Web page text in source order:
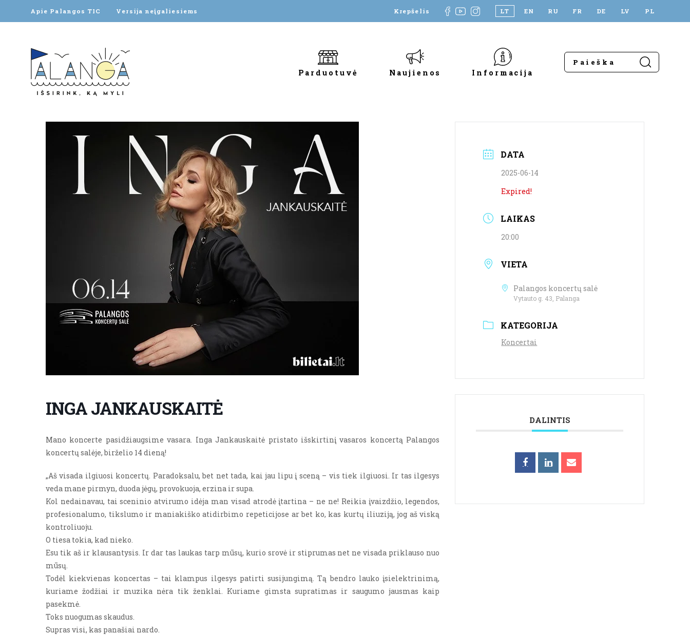
Apie Palangos TIC Versija neįgaliesiems Krepšelis LT EN RU FR DE LV PL
Parduotuvė Naujienos Informacija
INGA JANKAUSKAITĖ
Mano koncerte pasidžiaugsime vasara. Inga Jankauskaitė pristato išskirtinį vasaros koncertą Palangos
koncertų salėje, birželio 14 dieną!
„Aš visada ilgiuosi koncertų. Paradoksalu, bet net tada, kai jau lipu į sceną – vis tiek ilgiuosi. Ir tas ilgesys
veda mane pirmyn, duoda jėgų, provokuoja, erzina ir supa.
Kol nedainavau, tai sceninio atvirumo idėja man visad atrodė įtartina – ne ne! Reikia įvaizdžio, legendos,
profesionalumo, tikslumo ir maniakiško atidirbimo repeticijose ar bet ko, kas kurtų iliuziją, jog aš viską
kontroliuoju.
O tiesa tokia, kad nieko.
Esu tik aš ir klausantysis. Ir dar tas laukas tarp mūsų, kurio srovė ir stiprumas net ne visada priklauso nuo
mūsų.
Todėl kiekvienas koncertas – tai klampus ilgesys patirti susijungimą. Tą bendro lauko įsielektrinimą,
kuriame žodžiai ir muzika nėra tik ženklai. Kuriame gimsta supratimas ir saugumo jausmas kaip
pasekmė.
Toks nuogumas skaudus.
Supras visi, kas panašiai nardo.
DATA
2025-06-14
Expired!
LAIKAS
20:00
VIETA
Palangos koncertų salė
Vytauto g. 43, Palanga
KATEGORIJA
Koncertai
DALINTIS